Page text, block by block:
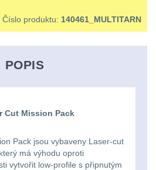
Číslo produktu: 140461_MULTITARN
POPIS
Cut Mission Pack
Pack jsou vybaveny Laser-cut
má výhodu oproti
vytvořit low-profile s připnutým